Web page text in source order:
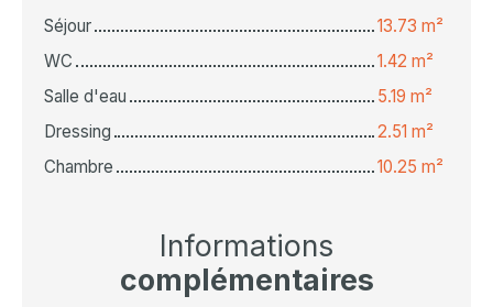
Séjour
13.73 m²
WC
1.42 m²
Salle d'eau
5.19 m²
Dressing
2.51 m²
Chambre
10.25 m²
Informations
complémentaires